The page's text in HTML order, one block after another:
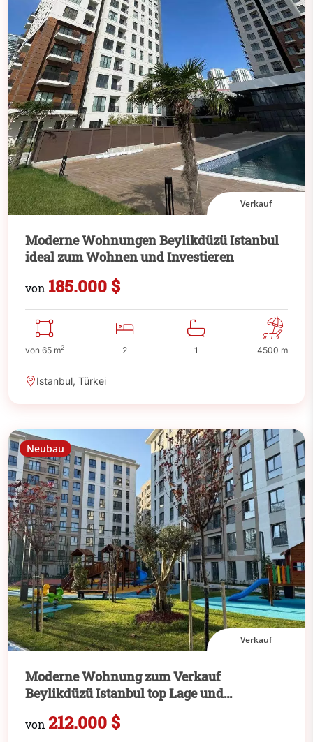
Verkauf
Moderne Wohnungen Beylikdüzü Istanbul
ideal zum Wohnen und Investieren
von 185.000 $
von 65 m2 2 1 4500 m
Istanbul, Türkei
Neubau
Verkauf
Moderne Wohnung zum Verkauf
Beylikdüzü Istanbul top Lage und
attraktiver Preis
von 212.000 $